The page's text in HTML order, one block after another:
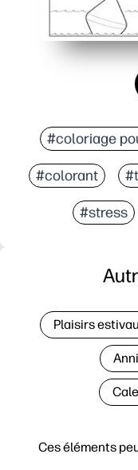
#coloriage
#colorant
#stress
Ces éléments
Plaisirs